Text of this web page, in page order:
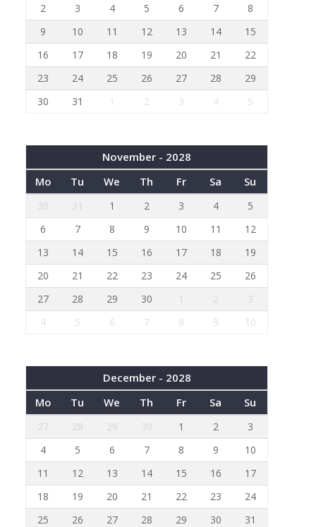
2
3 4 5 6 7
8
9
10 11 12 13 14
15
16
17 18 19 20 21
22
23
24 25 26 27 28
29
30
31 1 2 3 4 5
November - 2028
Mo
Tu We Th Fr Sa Su
30 31 1 2 3 4
5
6
7 8 9 10 11
12
13
14 15 16 17 18
19
20
21 22 23 24 25
26
27
28 29 30 1 2
3
4
5 6 7 8 9 10
December - 2028
Mo
Tu We Th Fr Sa Su
27 28 29 30 1 2
3
4
5 6 7 8 9
10
11
12 13 14 15 16
17
18
19 20 21 22 23
24
25
26 27 28 29 30
31